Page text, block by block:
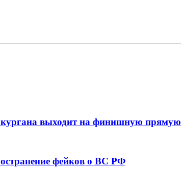
выходит на финишную прямую
фейков о ВС РФ